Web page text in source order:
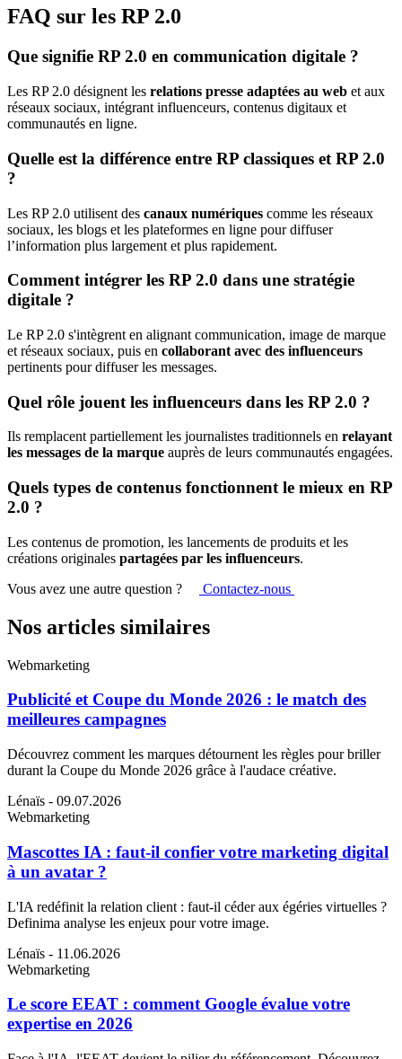
FAQ sur les RP 2.0
Que signifie RP 2.0 en communication digitale ?
Les RP 2.0 désignent les relations presse adaptées au web et aux
réseaux sociaux, intégrant influenceurs, contenus digitaux et
communautés en ligne.
Quelle est la différence entre RP classiques et RP 2.0
?
Les RP 2.0 utilisent des canaux numériques comme les réseaux
sociaux, les blogs et les plateformes en ligne pour diffuser
l’information plus largement et plus rapidement.
Comment intégrer les RP 2.0 dans une stratégie
digitale ?
Le RP 2.0 s'intègrent en alignant communication, image de marque
et réseaux sociaux, puis en collaborant avec des influenceurs
pertinents pour diffuser les messages.
Quel rôle jouent les influenceurs dans les RP 2.0 ?
Ils remplacent partiellement les journalistes traditionnels en relayant
les messages de la marque auprès de leurs communautés engagées.
Quels types de contenus fonctionnent le mieux en RP
2.0 ?
Les contenus de promotion, les lancements de produits et les
créations originales partagées par les influenceurs.
Vous avez une autre question ?
Contactez-nous
Nos articles similaires
Webmarketing
Publicité et Coupe du Monde 2026 : le match des
meilleures campagnes
Découvrez comment les marques détournent les règles pour briller
durant la Coupe du Monde 2026 grâce à l'audace créative.
Lénaïs - 09.07.2026
Webmarketing
Mascottes IA : faut-il confier votre marketing digital
à un avatar ?
L'IA redéfinit la relation client : faut-il céder aux égéries virtuelles ?
Definima analyse les enjeux pour votre image.
Lénaïs - 11.06.2026
Webmarketing
Le score EEAT : comment Google évalue votre
expertise en 2026